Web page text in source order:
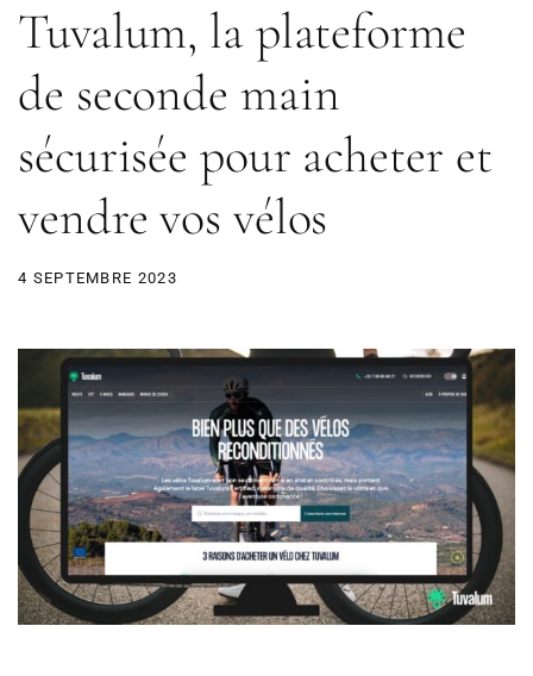
Tuvalum, la plateforme
de seconde main
sécurisée pour acheter et
vendre vos vélos
4 SEPTEMBRE 2023